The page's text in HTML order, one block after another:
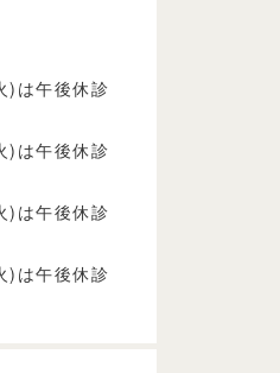
)は午後休診
)は午後休診
)は午後休診
)は午後休診